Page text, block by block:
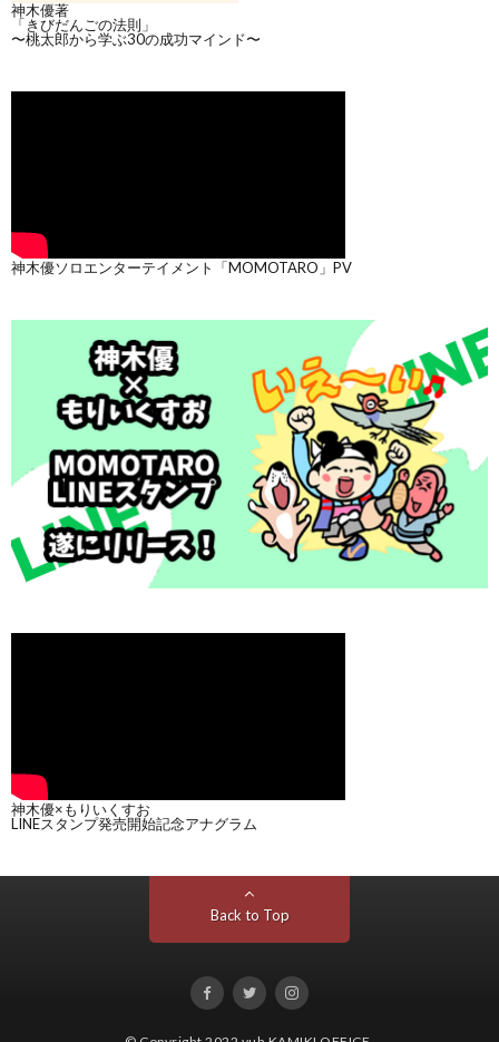
神木優著
「きびだんごの法則」
〜桃太郎から学ぶ30の成功マインド〜
神木優ソロエンターテイメント「MOMOTARO」PV
神木優×もりいくすお
LINEスタンプ発売開始記念アナグラム
Back to Top